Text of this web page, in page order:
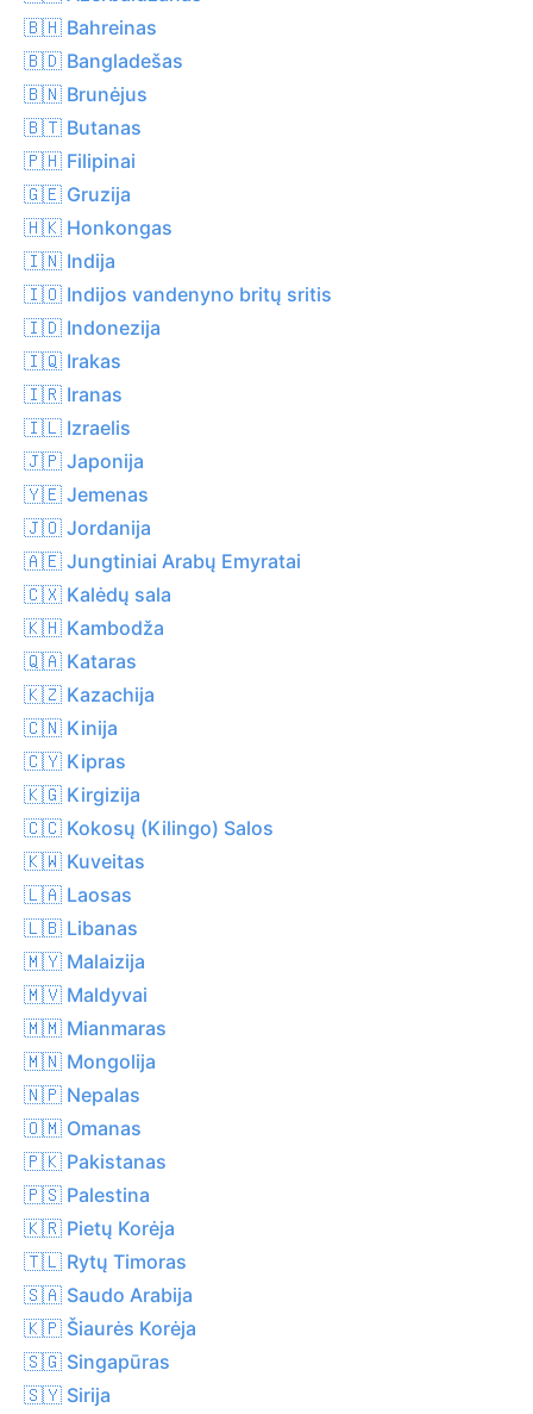
🇧🇭 Bahreinas
🇧🇩 Bangladešas
🇧🇳 Brunėjus
🇧🇹 Butanas
🇵🇭 Filipinai
🇬🇪 Gruzija
🇭🇰 Honkongas
🇮🇳 Indija
🇮🇴 Indijos vandenyno britų sritis
🇮🇩 Indonezija
🇮🇶 Irakas
🇮🇷 Iranas
🇮🇱 Izraelis
🇯🇵 Japonija
🇾🇪 Jemenas
🇯🇴 Jordanija
🇦🇪 Jungtiniai Arabų Emyratai
🇨🇽 Kalėdų sala
🇰🇭 Kambodža
🇶🇦 Kataras
🇰🇿 Kazachija
🇨🇳 Kinija
🇨🇾 Kipras
🇰🇬 Kirgizija
🇨🇨 Kokosų (Kilingo) Salos
🇰🇼 Kuveitas
🇱🇦 Laosas
🇱🇧 Libanas
🇲🇾 Malaizija
🇲🇻 Maldyvai
🇲🇲 Mianmaras
🇲🇳 Mongolija
🇳🇵 Nepalas
🇴🇲 Omanas
🇵🇰 Pakistanas
🇵🇸 Palestina
🇰🇷 Pietų Korėja
🇹🇱 Rytų Timoras
🇸🇦 Saudo Arabija
🇰🇵 Šiaurės Korėja
🇸🇬 Singapūras
🇸🇾 Sirija